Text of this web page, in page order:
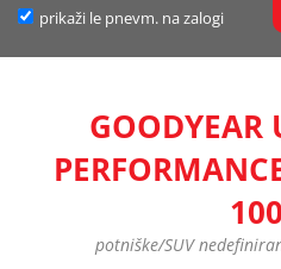
prikaži le pnevm. na zalogi
GOODYEAR
potniške/SUV